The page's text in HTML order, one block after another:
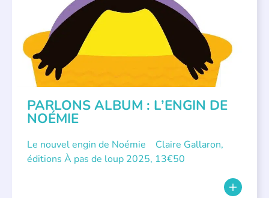
PARLONS ALBUM : L’ENGIN DE
NOÉMIE
Le nouvel engin de Noémie Claire Gallaron,
éditions À pas de loup 2025, 13€50